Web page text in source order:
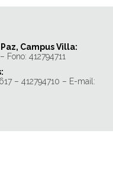
Campus Villa:
Fono: 412794711
– 412794710 – E-mail: